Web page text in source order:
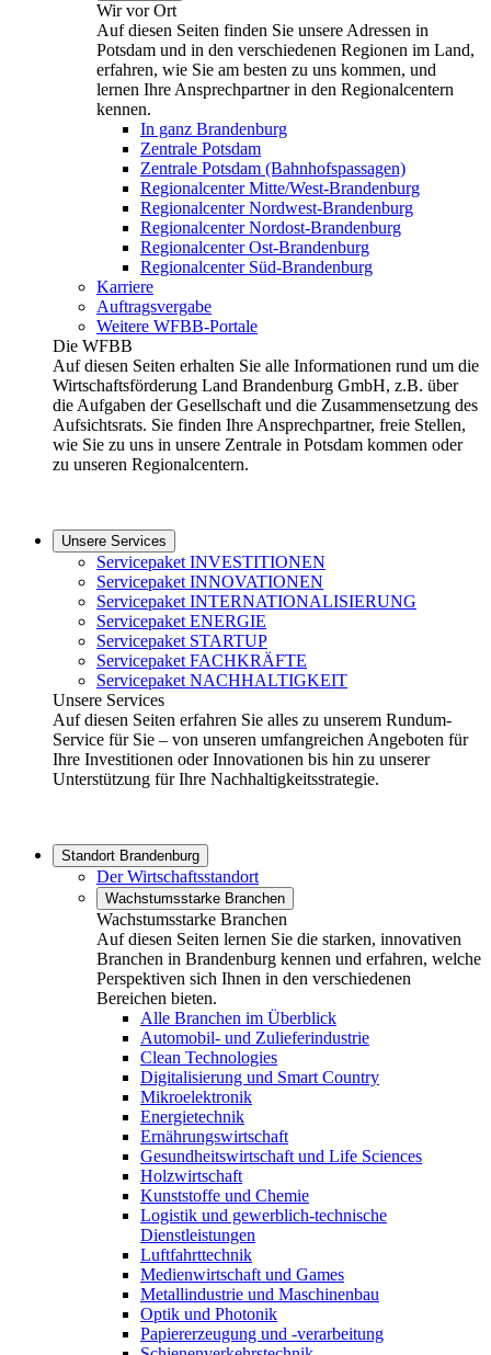
Wir vor Ort
Auf diesen Seiten finden Sie unsere Adressen in
Potsdam und in den verschiedenen Regionen im Land,
erfahren, wie Sie am besten zu uns kommen, und
lernen Ihre Ansprechpartner in den Regionalcentern
kennen.
In ganz Brandenburg
Zentrale Potsdam
Zentrale Potsdam (Bahnhofspassagen)
Regionalcenter Mitte/West-Brandenburg
Regionalcenter Nordwest-Brandenburg
Regionalcenter Nordost-Brandenburg
Regionalcenter Ost-Brandenburg
Regionalcenter Süd-Brandenburg
Karriere
Auftragsvergabe
Weitere WFBB-Portale
Die WFBB
Auf diesen Seiten erhalten Sie alle Informationen rund um die
Wirtschaftsförderung Land Brandenburg GmbH, z.B. über
die Aufgaben der Gesellschaft und die Zusammensetzung des
Aufsichtsrats. Sie finden Ihre Ansprechpartner, freie Stellen,
wie Sie zu uns in unsere Zentrale in Potsdam kommen oder
zu unseren Regionalcentern.
Unsere Services
Servicepaket INVESTITIONEN
Servicepaket INNOVATIONEN
Servicepaket INTERNATIONALISIERUNG
Servicepaket ENERGIE
Servicepaket STARTUP
Servicepaket FACHKRÄFTE
Servicepaket NACHHALTIGKEIT
Unsere Services
Auf diesen Seiten erfahren Sie alles zu unserem Rundum-
Service für Sie – von unseren umfangreichen Angeboten für
Ihre Investitionen oder Innovationen bis hin zu unserer
Unterstützung für Ihre Nachhaltigkeitsstrategie.
Standort Brandenburg
Der Wirtschaftsstandort
Wachstumsstarke Branchen
Wachstumsstarke Branchen
Auf diesen Seiten lernen Sie die starken, innovativen
Branchen in Brandenburg kennen und erfahren, welche
Perspektiven sich Ihnen in den verschiedenen
Bereichen bieten.
Alle Branchen im Überblick
Automobil- und Zulieferindustrie
Clean Technologies
Digitalisierung und Smart Country
Mikroelektronik
Energietechnik
Ernährungswirtschaft
Gesundheitswirtschaft und Life Sciences
Holzwirtschaft
Kunststoffe und Chemie
Logistik und gewerblich-technische
Dienstleistungen
Luftfahrttechnik
Medienwirtschaft und Games
Metallindustrie und Maschinenbau
Optik und Photonik
Papiererzeugung und -verarbeitung